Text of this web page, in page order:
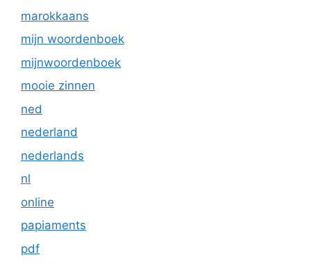
marokkaans
mijn woordenboek
mijnwoordenboek
mooie zinnen
ned
nederland
nederlands
nl
online
papiaments
pdf